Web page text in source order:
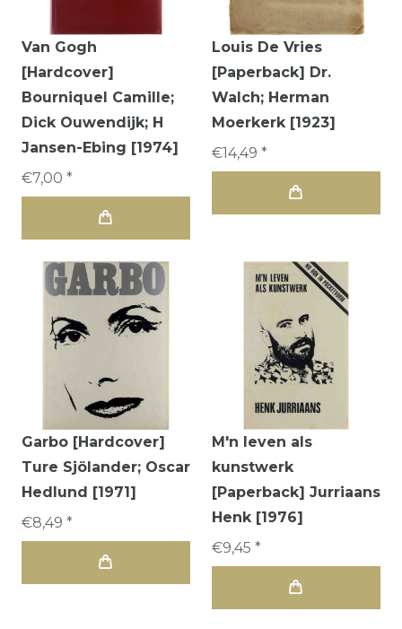
Van Gogh
[Hardcover]
Bourniquel Camille;
Dick Ouwendijk; H
Jansen-Ebing [1974]
€7,00 *
Louis De Vries
[Paperback] Dr.
Walch; Herman
Moerkerk [1923]
€14,49 *
Garbo [Hardcover]
Ture Sjölander; Oscar
Hedlund [1971]
€8,49 *
M'n leven als
kunstwerk
[Paperback] Jurriaans
Henk [1976]
€9,45 *